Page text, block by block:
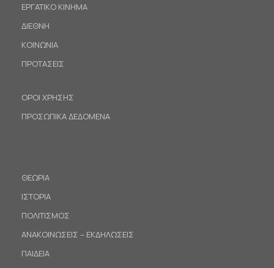
ΕΡΓΑΤΙΚΟ ΚΙΝΗΜΑ
ΔΙΕΘΝΗ
ΚΟΙΝΩΝΙΑ
ΠΡΟΤΑΣΕΙΣ
ΟΡΟΙ ΧΡΗΣΗΣ
ΠΡΟΣΩΠΙΚΑ ΔΕΔΟΜΕΝΑ
ΘΕΩΡΙΑ
ΙΣΤΟΡΙΑ
ΠΟΛΙΤΙΣΜΟΣ
ΑΝΑΚΟΙΝΩΣΕΙΣ – ΕΚΔΗΛΩΣΕΙΣ
ΠΑΙΔΕΙΑ